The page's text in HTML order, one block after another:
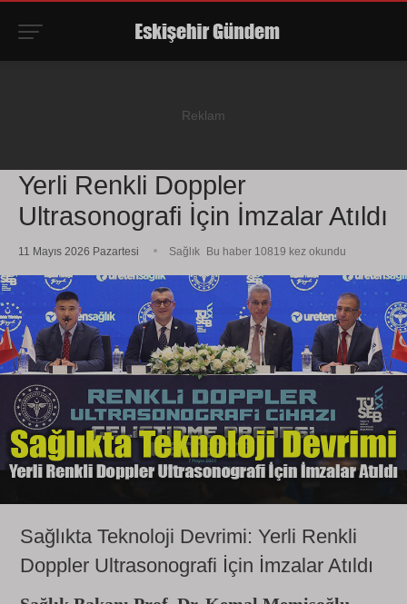
Yerli Renkli Doppler
Ultrasonografi İçin İmzalar Atıldı
11 Mayıs 2026 Pazartesi Sağlık Bu haber 10819 kez okundu
Sağlıkta Teknoloji Devrimi: Yerli Renkli
Doppler Ultrasonografi İçin İmzalar Atıldı